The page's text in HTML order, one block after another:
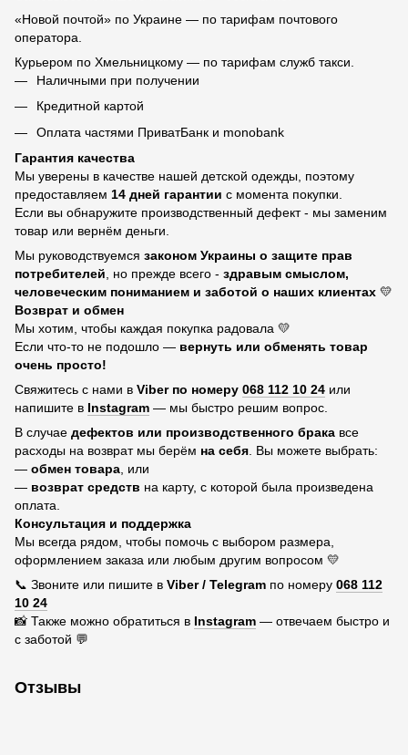
«Новой почтой» по Украине — по тарифам почтового
оператора.
Курьером по Хмельницкому — по тарифам служб такси.
Наличными при получении
Кредитной картой
Оплата частями ПриватБанк и monobank
Гарантия качества
Мы уверены в качестве нашей детской одежды, поэтому
предоставляем 14 дней гарантии с момента покупки.
Если вы обнаружите производственный дефект - мы заменим
товар или вернём деньги.
Мы руководствуемся законом Украины о защите прав
потребителей , но прежде всего - здравым смыслом,
человеческим пониманием и заботой о наших клиентах 💛
Возврат и обмен
Мы хотим, чтобы каждая покупка радовала 💛
Если что-то не подошло — вернуть или обменять товар
очень просто!
Свяжитесь с нами в Viber по номеру 068 112 10 24 или
напишите в Instagram — мы быстро решим вопрос.
В случае дефектов или производственного брака все
расходы на возврат мы берём на себя . Вы можете выбрать:
— обмен товара , или
— возврат средств на карту, с которой была произведена
оплата.
Консультация и поддержка
Мы всегда рядом, чтобы помочь с выбором размера,
оформлением заказа или любым другим вопросом 💛
📞 Звоните или пишите в Viber / Telegram по номеру 068 112
10 24
📸 Также можно обратиться в Instagram — отвечаем быстро и
с заботой 💬
Отзывы